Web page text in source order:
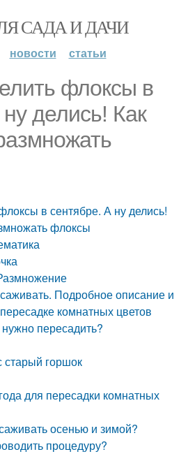
САДА И ДАЧИ
новости статьи
флоксы в
делись! Как
в сентябре. А ну делись!
флоксы
Подробное описание и
комнатных цветов
пересадить?
старый горшок
для пересадки комнатных
осенью и зимой?
процедуру?